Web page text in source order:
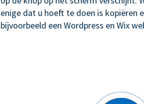
enige dat u hoeft te doen is kopiëren
bijvoorbeeld een Wordpress en Wix